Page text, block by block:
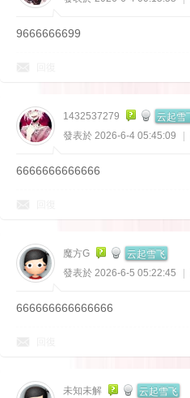
9666666699
1432537279 云起雪
發表於 2026-6-4 05:45:09
6666666666666
魔方G 云起雪飞
發表於 2026-6-5 05:22:45
666666666666666
未知未解 云起雪飞